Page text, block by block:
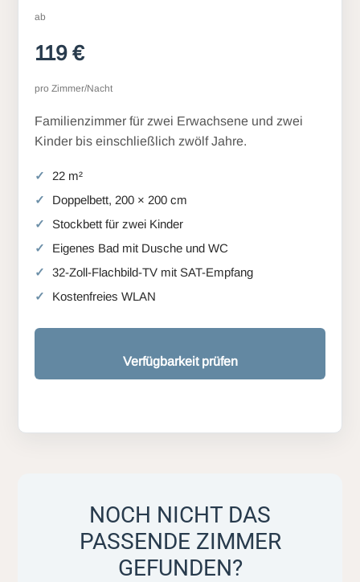
ab
119 €
pro Zimmer/Nacht
Familienzimmer für zwei Erwachsene und zwei
Kinder bis einschließlich zwölf Jahre.
22 m²
Doppelbett, 200 × 200 cm
Stockbett für zwei Kinder
Eigenes Bad mit Dusche und WC
32-Zoll-Flachbild-TV mit SAT-Empfang
Kostenfreies WLAN
Verfügbarkeit prüfen
NOCH NICHT DAS
PASSENDE ZIMMER
GEFUNDEN?